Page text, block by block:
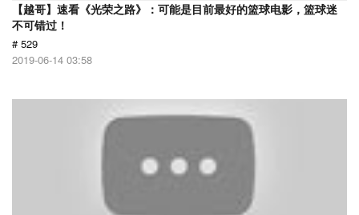
【越哥】速看《光荣之路》：可能是目前最好的篮球电影，篮球迷
不可错过！
# 529
2019-06-14 03:58